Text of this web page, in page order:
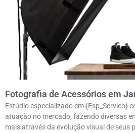
Fotografia de Acessórios em
Estúdio especializado em {Esp_Servico}
atuação no mercado, fazendo diversas
mais através da evolução visual de seus